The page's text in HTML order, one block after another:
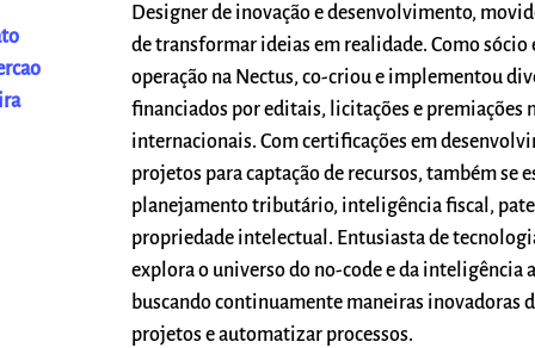
Designer de inovação e desenvolvimento,
de transformar ideias em realidade. Como sócio
operação na Nectus, co-criou e implementou
financiados por editais, licitações e premiações
internacionais. Com certificações em
projetos para captação de recursos, também se
planejamento tributário, inteligência fiscal,
propriedade intelectual. Entusiasta de
explora o universo do no-code e da inteligência
buscando continuamente maneiras inovadoras
projetos e automatizar processos.